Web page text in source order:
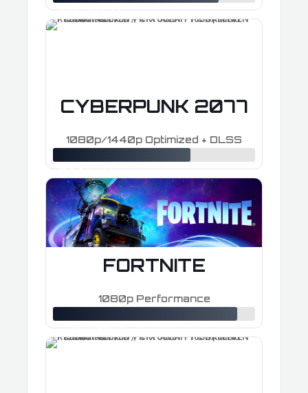
≈ 190–280 FPS
CYBERPUNK 2077
1080p/1440p Optimized + DLSS
≈ 110–175 FPS
FORTNITE
1080p Performance
≈ 320–500 FPS